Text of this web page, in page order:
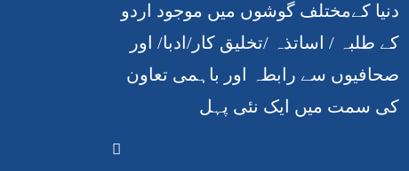
دنیا کےمختلف گوشوں میں موجود اردو
کے طلبہ / اساتذہ /تخلیق کار/ادبا/ اور
صحافیوں سے رابطہ اور باہمی تعاون
کی سمت میں ایک نئی پہل